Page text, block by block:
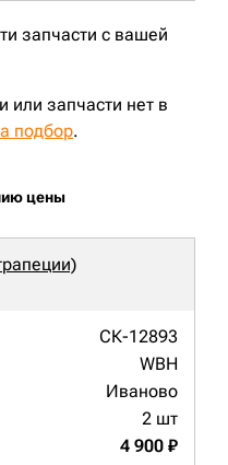
запчасти с вашей
или запчасти нет в
подбор.
цены
СК-12893
WBH
Иваново
2 шт
4 900 ₽